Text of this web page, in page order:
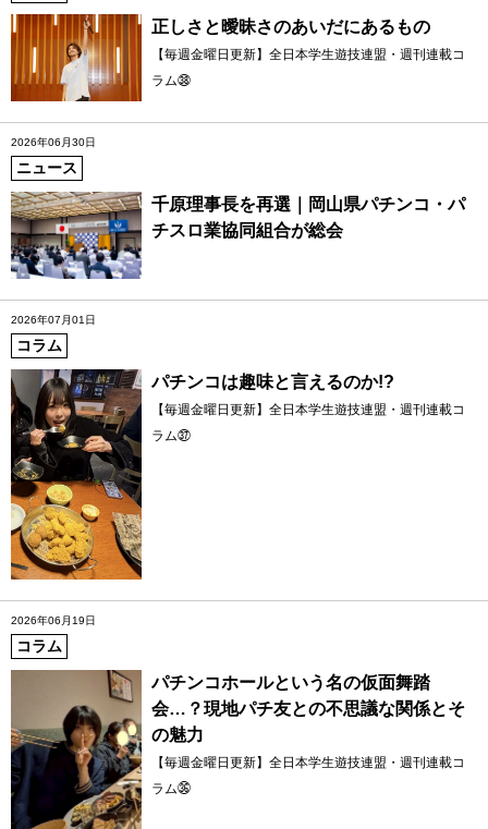
正しさと曖昧さのあいだにあるもの
【毎週金曜日更新】全日本学生遊技連盟・週刊連載コ
ラム㊳
2026年06月30日
ニュース
千原理事長を再選｜岡山県パチンコ・パ
チスロ業協同組合が総会
2026年07月01日
コラム
パチンコは趣味と言えるのか!?
【毎週金曜日更新】全日本学生遊技連盟・週刊連載コ
ラム㊲
2026年06月19日
コラム
パチンコホールという名の仮面舞踏
会…？現地パチ友との不思議な関係とそ
の魅力
【毎週金曜日更新】全日本学生遊技連盟・週刊連載コ
ラム㊱